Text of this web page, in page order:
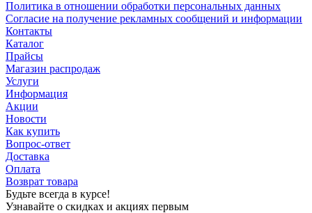
Политика в отношении обработки персональных данных
Согласие на получение рекламных сообщений и информации
Контакты
Каталог
Прайсы
Магазин распродаж
Услуги
Информация
Акции
Новости
Как купить
Вопрос-ответ
Доставка
Оплата
Возврат товара
Будьте всегда в курсе!
Узнавайте о скидках и акциях первым